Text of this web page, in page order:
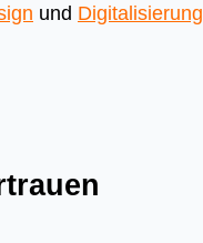
und Digitalisierung